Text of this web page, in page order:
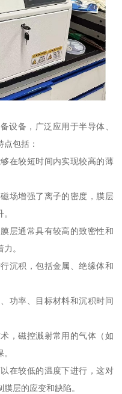
设备，广泛应用于半导体、
包括：
在较短时间内实现较高的薄
场增强了离子的密度，膜层
层通常具有较高的致密性和
。
沉积，包括金属、绝缘体和
功率、目标材料和沉积时间
，磁控溅射常用的气体（如
在较低的温度下进行，这对
层的应变和缺陷。